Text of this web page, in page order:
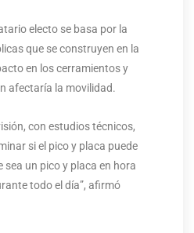
electo se basa por la
que se construyen en la
en los cerramientos y
afectaría la movilidad.
con estudios técnicos,
si el pico y placa puede
un pico y placa en hora
todo el día”, afirmó